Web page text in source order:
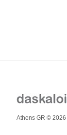
Athens GR © 2026